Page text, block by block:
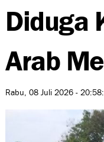
Diduga
Arab
Rabu, 08 Juli 2026 -